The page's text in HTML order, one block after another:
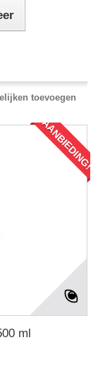
toevoegen
AANBIEDING!
ml